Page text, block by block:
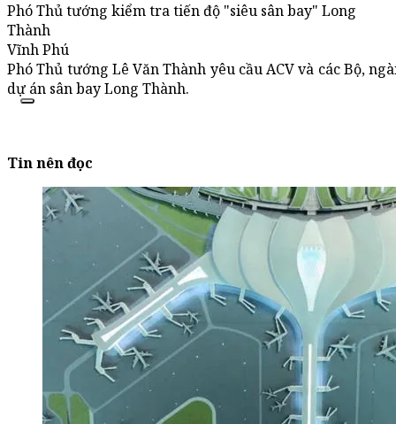
Phó Thủ tướng kiểm tra tiến độ "siêu sân bay" Long
Thành
Vĩnh Phú
Phó Thủ tướng Lê Văn Thành yêu cầu ACV và các Bộ,
dự án sân bay Long Thành.
Tin nên đọc